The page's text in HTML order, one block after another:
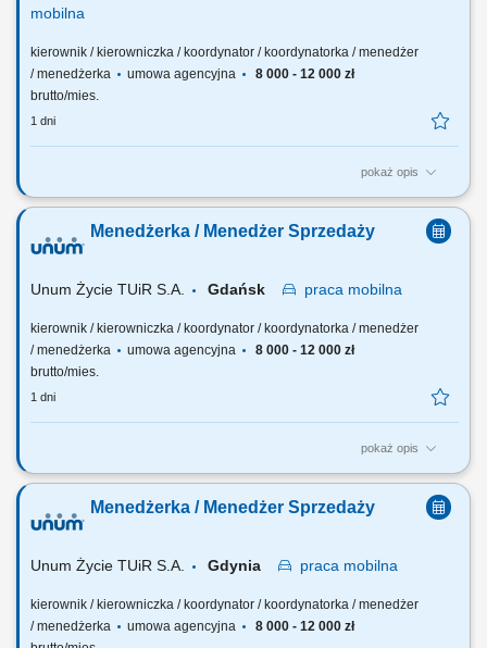
mobilna
kierownik / kierowniczka / koordynator / koordynatorka / menedżer
/ menedżerka
umowa agencyjna
8 000 - 12 000 zł
brutto/mies.
1 dni
pokaż opis
Twoja rola: budujesz i rozwijasz zespół sprzedażowy – rekrutujesz,
wdrażasz i wspierasz ludzi, rozwijasz kompetencje zespołu i pracujesz
z jego potencjałem, odpowiadasz za wyniki i sposób ich osiągania,
rozwijasz zespół w oparciu o wzajemne zaufanie i partnerską
Menedżerka / Menedżer Sprzedaży
Unum Życie TUiR S.A. Gdańsk praca mobilna
kierownik / kierowniczka / koordynator / koordynatorka / menedżer
/ menedżerka
umowa agencyjna
8 000 - 12 000 zł
brutto/mies.
1 dni
pokaż opis
Twoja rola: budujesz i rozwijasz zespół sprzedażowy – rekrutujesz,
wdrażasz i wspierasz ludzi, rozwijasz kompetencje zespołu i pracujesz
z jego potencjałem, odpowiadasz za wyniki i sposób ich osiągania,
rozwijasz zespół w oparciu o wzajemne zaufanie i partnerską
Menedżerka / Menedżer Sprzedaży
Unum Życie TUiR S.A. Gdynia praca mobilna
kierownik / kierowniczka / koordynator / koordynatorka / menedżer
/ menedżerka
umowa agencyjna
8 000 - 12 000 zł